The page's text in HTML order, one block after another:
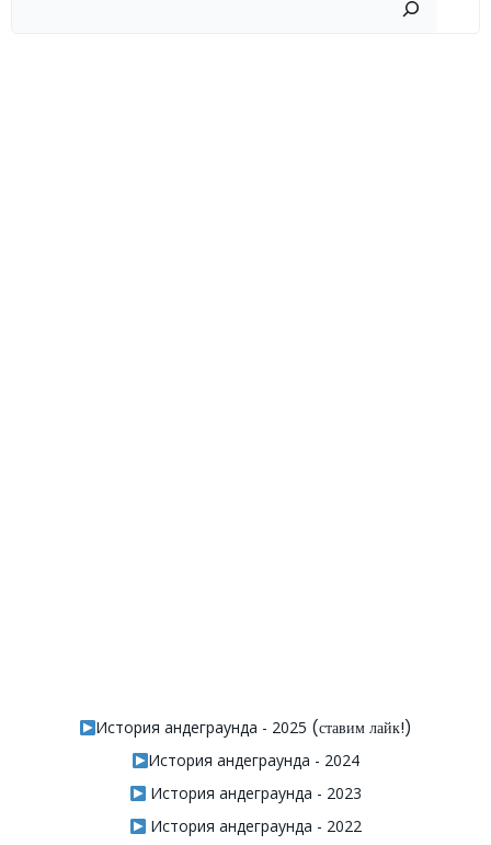
История андеграунда - 2025 (ставим лайк!)
История андеграунда - 2024
История андеграунда - 2023
История андеграунда - 2022